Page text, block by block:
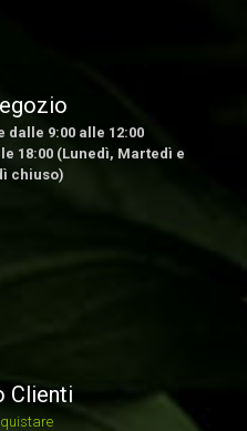
9:00 alle 12:00
18:00 (Lunedì, Martedì e
chiuso)
Clienti